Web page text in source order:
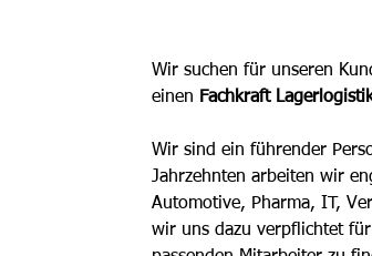
Wir suchen für unseren
einen Fachkraft
Wir sind ein führender
Jahrzehnten arbeiten wir
Automotive, Pharma, IT,
wir uns dazu verpflichtet